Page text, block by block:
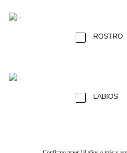
ROSTRO
LABIOS